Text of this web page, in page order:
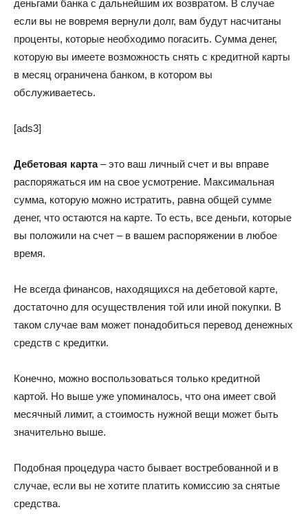
деньгами банка с дальнейшим их возвратом. В случае
если вы не вовремя вернули долг, вам будут насчитаны
проценты, которые необходимо погасить. Сумма денег,
которую вы имеете возможность снять с кредитной карты
в месяц ограничена банком, в котором вы
обслуживаетесь.
[ads3]
Дебетовая карта– это ваш личный счет и вы вправе
распоряжаться им на свое усмотрение. Максимальная
сумма, которую можно истратить, равна общей сумме
денег, что остаются на карте. То есть, все деньги, которые
вы положили на счет – в вашем распоряжении в любое
время.
Не всегда финансов, находящихся на дебетовой карте,
достаточно для осуществления той или иной покупки. В
таком случае вам может понадобиться перевод денежных
средств с кредитки.
Конечно, можно воспользоваться только кредитной
картой. Но выше уже упоминалось, что она имеет свой
месячный лимит, а стоимость нужной вещи может быть
значительно выше.
Подобная процедура часто бывает востребованной и в
случае, если вы не хотите платить комиссию за снятые
средства.